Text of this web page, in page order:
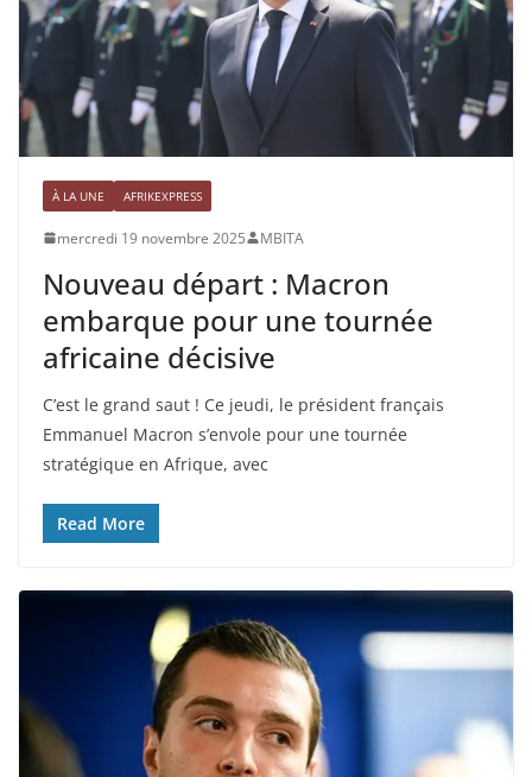
À LA UNE AFRIKEXPRESS
mercredi 19 novembre 2025 MBITA
Nouveau départ : Macron
embarque pour une tournée
africaine décisive
C’est le grand saut ! Ce jeudi, le président français
Emmanuel Macron s’envole pour une tournée
stratégique en Afrique, avec
Read More